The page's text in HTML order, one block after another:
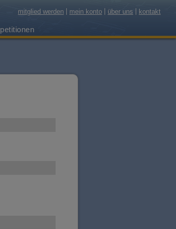
mitglied werden mein konto über uns kontakt
petitionen